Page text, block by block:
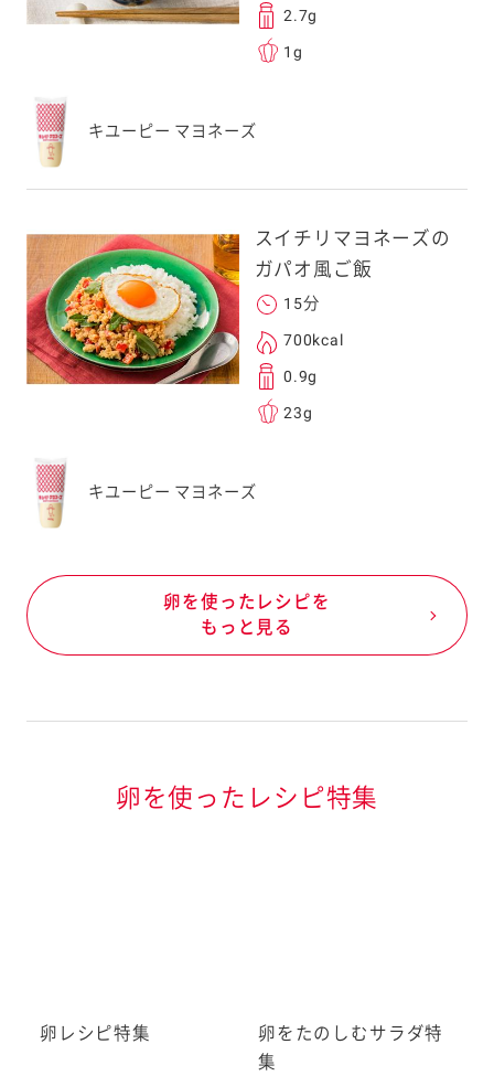
2.7g
1g
キユーピー マヨネーズ
スイチリマヨネーズの
ガパオ風ご飯
15分
700kcal
0.9g
23g
キユーピー マヨネーズ
卵を使ったレシピを
もっと見る
卵を使ったレシピ特集
卵レシピ特集
卵をたのしむサラダ特
集